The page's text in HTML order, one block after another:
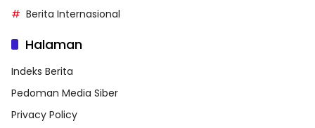
Berita Internasional
Halaman
Indeks Berita
Pedoman Media Siber
Privacy Policy